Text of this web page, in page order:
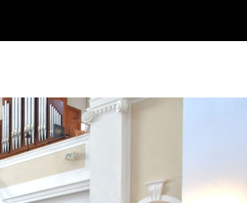
nieoczekiwanie, odszedł dawny